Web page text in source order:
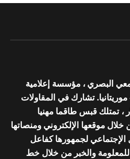
البصري ، مؤسسة إعلامية
تشارك في المقاولات
، تمتلك قبس طاقما مهنيا
موقعها الإلكتروني ومنصاتها
لجمهورها كفاعل
والخبر من خلال خط